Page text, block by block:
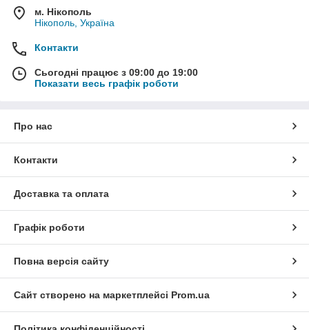
м. Нікополь
Нікополь, Україна
Контакти
Сьогодні працює з 09:00 до 19:00
Показати весь графік роботи
Про нас
Контакти
Доставка та оплата
Графік роботи
Повна версія сайту
Сайт створено на маркетплейсі Prom.ua